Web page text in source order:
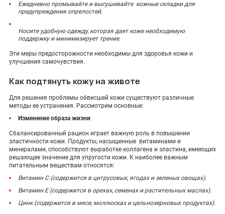
Ежедневно промывайте и высушивайте кожные складки для
предупреждения опрелостей.
Носите удобную одежду, которая дает коже необходимую
поддержку и минимизирует трение.
Эти меры предосторожности необходимы для здоровья кожи и
улучшения самочувствия.
Как подтянуть кожу на животе
Для решения проблемы обвисшей кожи существуют различные
методы ее устранения. Рассмотрим основные:
Изменение образа жизни
Сбалансированный рацион играет важную роль в повышении
эластичности кожи. Продукты, насыщенные витаминами и
минералами, способствуют выработке коллагена и эластина, имеющих
решающее значение для упругости кожи. К наиболее важным
питательным веществам относятся:
Витамин С (содержится в цитрусовых, ягодах и зеленых овощах).
Витамин Е (содержится в орехах, семенах и растительных маслах).
Цинк (содержится в мясе, моллюсках и цельнозерновых продуктах).